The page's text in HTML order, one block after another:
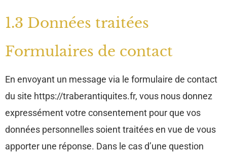
1.3 Données traitées
Formulaires de contact
En envoyant un message via le formulaire de contact
du site https://traberantiquites.fr, vous nous donnez
expressément votre consentement pour que vos
données personnelles soient traitées en vue de vous
apporter une réponse. Dans le cas d’une question